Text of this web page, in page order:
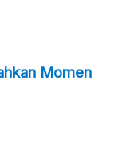
Momen